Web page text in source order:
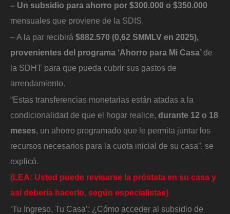
– Un subsidio para ahorro por $300.000 o $350.000
mensuales que proviene de la SDIS.
– A la par recibirá $882.570 (0,62 SMMLV en 2025),
provenientes del programa ‘Ahorro para Mi Casa’de
la SDHT para que pueda cubrir sus gastos de
arrendamiento.
“Estas transferencias monetarias están atadas a la
condicionalidad de que el hogar realice, durante 12 o 18
meses , un ahorro programado que le permita juntar los
recursos necesarios para la cuota inicial de su casa”, se
explicó.
(LEA: Usted puede revisarse la próstata en su casa y
así debería hacerlo, según especialistas)
‘Tu Ingreso, Tu Casa’: ¿Cómo acceder al subsidio de